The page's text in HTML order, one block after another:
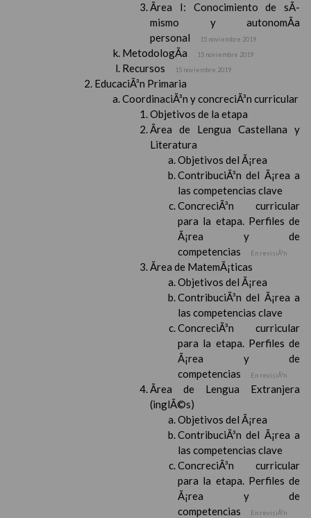
Ãrea I: Conocimiento de sÃ­
mismo y autonomÃ­a
personal
15 noviembre 2019
MetodologÃ­a 15 noviembre 2019
Recursos 15 noviembre 2019
EducaciÃ³n Primaria
CoordinaciÃ³n y concreciÃ³n curricular
Objetivos de la etapa
Ãrea de Lengua Castellana y
Literatura
Objetivos del Ã¡rea
ContribuciÃ³n del Ã¡rea a
las competencias clave
ConcreciÃ³n curricular
para la etapa. Perfiles de
Ã¡rea y de
competencias
En revisiÃ³n
Ãrea de MatemÃ¡ticas
Objetivos del Ã¡rea
ContribuciÃ³n del Ã¡rea a
las competencias clave
ConcreciÃ³n curricular
para la etapa. Perfiles de
Ã¡rea y de
competencias
En revisiÃ³n
Ãrea de Lengua Extranjera
(inglÃ©s)
Objetivos del Ã¡rea
ContribuciÃ³n del Ã¡rea a
las competencias clave
ConcreciÃ³n curricular
para la etapa. Perfiles de
Ã¡rea y de
competencias
En revisiÃ³n